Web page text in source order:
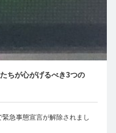
ちが心がげるべき3つの
急事態宣言が解除されまし